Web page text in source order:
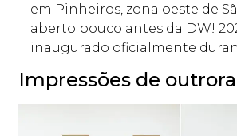
em Pinheiros, zona oeste de
aberto pouco antes da DW!
inaugurado oficialmente
Impressões de outrora